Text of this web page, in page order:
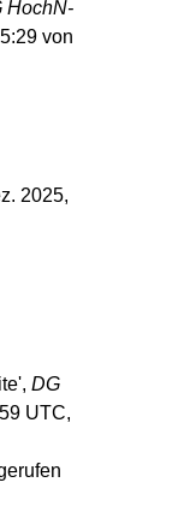
HochN-
von
2025,
DG
UTC,